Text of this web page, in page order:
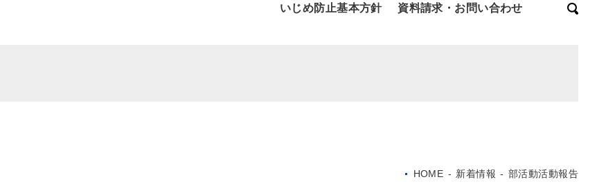
いじめ防止基本方針
資料請求・お問い合わせ
HOME - 新着情報 - 部活動活動報告